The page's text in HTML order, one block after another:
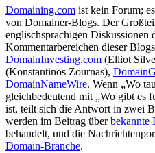
Domaining.com ist kein Forum;
von Domainer-Blogs. Der
englischsprachigen Diskussionen
Kommentarbereichen dieser
DomainInvesting.com (Elliot
(Konstantinos Zournas),
DomainNameWire. Wenn „Wo
gleichbedeutend mit „Wo gibt es
ist, teilt sich die Antwort in zwei
werden im Beitrag überbekannte
behandelt, und die
Domain-Branche.